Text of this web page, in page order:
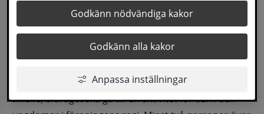
Godkänn nödvändiga kakor
Godkänn alla kakor
Anpassa inställningar
social trygghet. Med fler vuxna ute ökar tryggheten
för unga som befinner sig i centrala Sollefteå under
fredag- och lördagkvällar.
Föreningar kan erhålla ett bidrag på 1500 kr per
tillfälle, bidraget ska gå till en aktivitet för barn och